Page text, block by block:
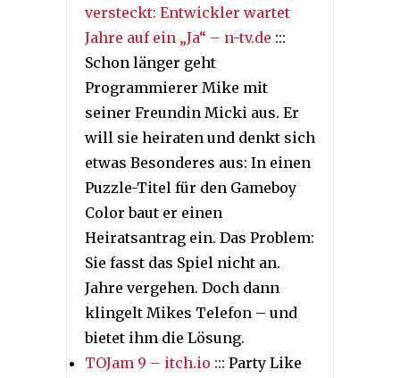
versteckt: Entwickler wartet
Jahre auf ein „Ja“ – n-tv.de :::
Schon länger geht
Programmierer Mike mit
seiner Freundin Micki aus. Er
will sie heiraten und denkt sich
etwas Besonderes aus: In einen
Puzzle-Titel für den Gameboy
Color baut er einen
Heiratsantrag ein. Das Problem:
Sie fasst das Spiel nicht an.
Jahre vergehen. Doch dann
klingelt Mikes Telefon – und
bietet ihm die Lösung.
TOJam 9 – itch.io ::: Party Like